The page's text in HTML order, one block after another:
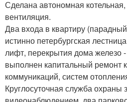
Сделана автономная
вентиляция.
Два входа в квартиру
истинно петербургская
лифт, перекрытия дома железо
выполнен капитальный ремонт
коммуникаций, систем
Круглосуточная служба охраны